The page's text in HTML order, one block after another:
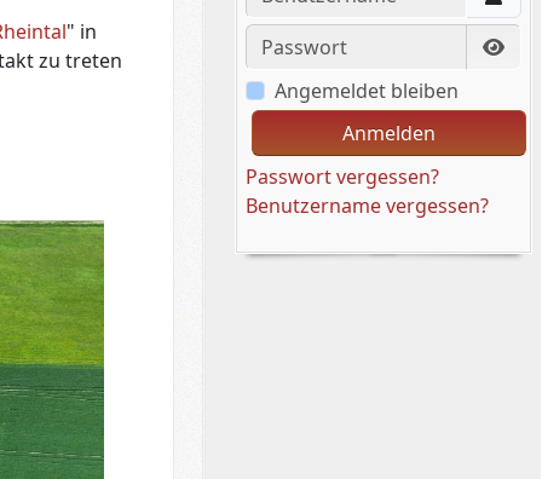
Passwort
Angemeldet bleiben
Anmelden
Passwort vergessen?
Benutzername vergessen?
" in
zu treten